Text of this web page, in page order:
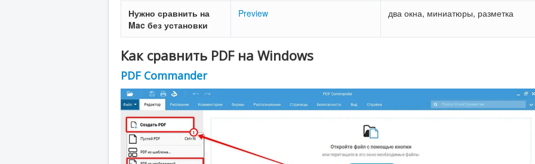
Нужно сравнить на
Mac без установки
Preview два окна, миниатюры, разметка
Как сравнить PDF на Windows
PDF Commander